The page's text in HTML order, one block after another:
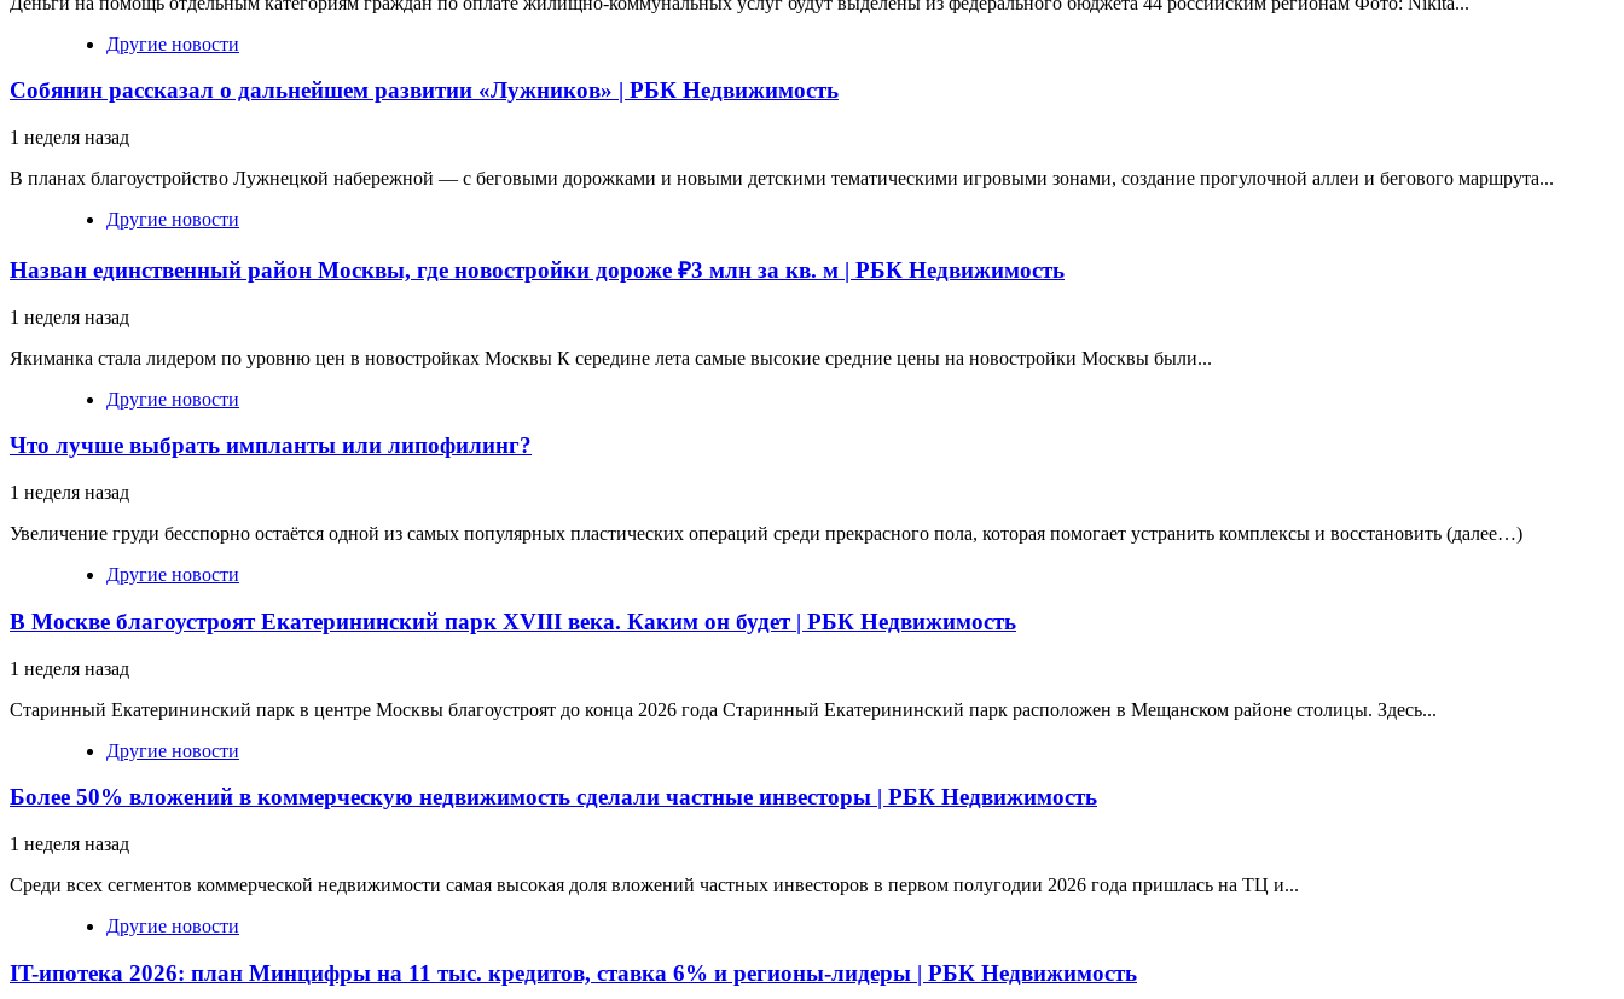
Другие новости
Собянин рассказал о дальнейшем развитии «Лужников» | РБК Недвижимость
1 неделя назад
В планах благоустройство Лужнецкой набережной — с беговыми дорожками и новыми детскими тематическими игровыми зонами, создание прогулочной аллеи и бегового маршрута...
Другие новости
Назван единственный район Москвы, где новостройки дороже ₽3 млн за кв. м | РБК Недвижимость
1 неделя назад
Якиманка стала лидером по уровню цен в новостройках Москвы К середине лета самые высокие средние цены на новостройки Москвы были...
Другие новости
Что лучше выбрать импланты или липофилинг?
1 неделя назад
Увеличение груди бесспорно остаётся одной из самых популярных пластических операций среди прекрасного пола, которая помогает устранить комплексы и восстановить (далее…)
Другие новости
В Москве благоустроят Екатерининский парк XVIII века. Каким он будет | РБК Недвижимость
1 неделя назад
Старинный Екатерининский парк в центре Москвы благоустроят до конца 2026 года Старинный Екатерининский парк расположен в Мещанском районе столицы. Здесь...
Другие новости
Более 50% вложений в коммерческую недвижимость сделали частные инвесторы | РБК Недвижимость
1 неделя назад
Среди всех сегментов коммерческой недвижимости самая высокая доля вложений частных инвесторов в первом полугодии 2026 года пришлась на ТЦ и...
Другие новости
IT-ипотека 2026: план Минцифры на 11 тыс. кредитов, ставка 6% и регионы-лидеры | РБК Недвижимость